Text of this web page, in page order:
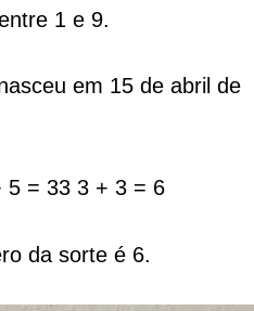
1 e 9.
em 15 de abril de
5 = 33 3 + 3 = 6
da sorte é 6.